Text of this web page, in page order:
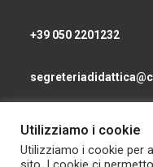
+39 050 2201232
Utilizziamo i cookie
Utilizziamo i cookie per